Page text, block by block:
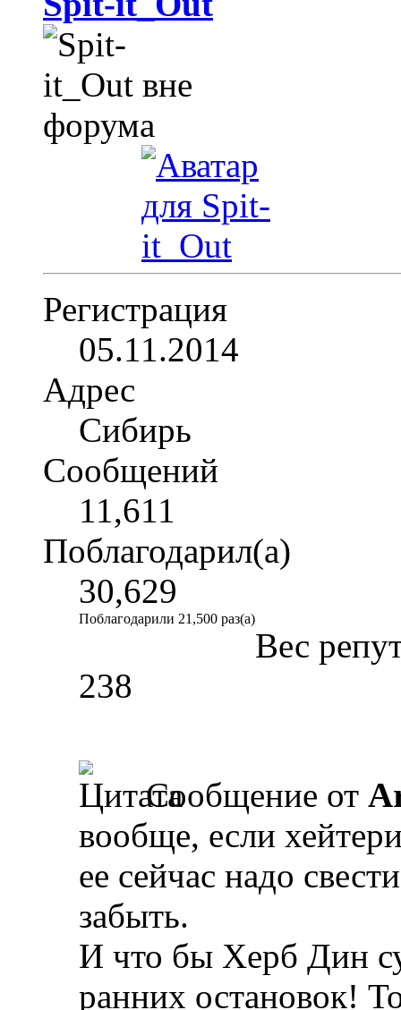
Регистрация
05.11.2014
Адрес
Сибирь
Сообщений
11,611
Поблагодарил(а)
30,629
Поблагодарили 21,500 раз(а)
Вес
238
Сообщение от
вообще, если
ее сейчас надо
забыть.
И что бы Херб Дин
ранних остановок!